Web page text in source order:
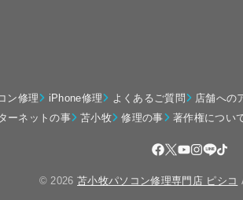
ン修理 iPhone修理 よくあるご質問 店舗への
ーネットの事
苫小牧 修理の事 著作権につい
© 2026苫小牧パソコン修理専門店 ピシコ